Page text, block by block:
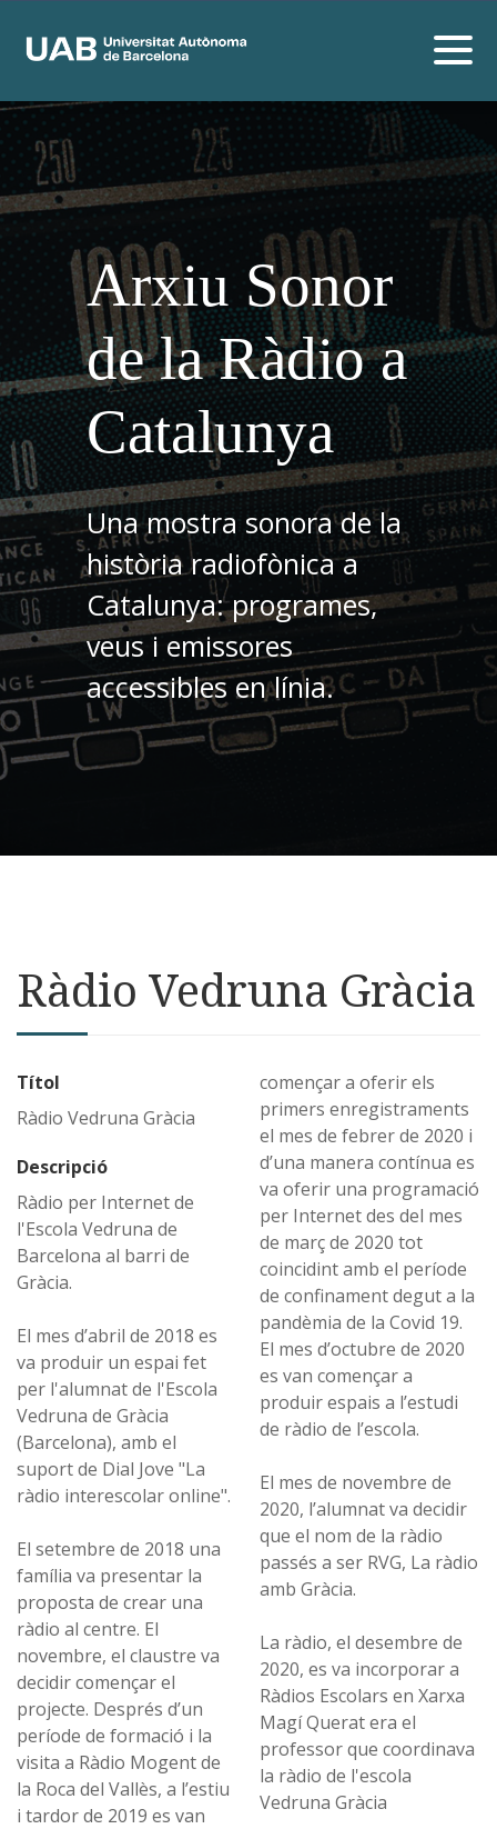
Arxiu Sonor
de la Ràdio a
Catalunya
Una mostra sonora de la
història radiofònica a
Catalunya: programes,
veus i emissores
accessibles en línia.
Ràdio Vedruna Gràcia
Títol
Ràdio Vedruna Gràcia
Descripció
Ràdio per Internet de
l'Escola Vedruna de
Barcelona al barri de
Gràcia.
El mes d’abril de 2018 es
va produir un espai fet
per l'alumnat de l'Escola
Vedruna de Gràcia
(Barcelona), amb el
suport de Dial Jove "La
ràdio interescolar online".
El setembre de 2018 una
família va presentar la
proposta de crear una
ràdio al centre. El
novembre, el claustre va
decidir començar el
projecte. Després d’un
període de formació i la
visita a Ràdio Mogent de
la Roca del Vallès, a l’estiu
i tardor de 2019 es van
començar a oferir els
primers enregistraments
el mes de febrer de 2020 i
d’una manera contínua es
va oferir una programació
per Internet des del mes
de març de 2020 tot
coincidint amb el període
de confinament degut a la
pandèmia de la Covid 19.
El mes d’octubre de 2020
es van començar a
produir espais a l’estudi
de ràdio de l’escola.
El mes de novembre de
2020, l’alumnat va decidir
que el nom de la ràdio
passés a ser RVG, La ràdio
amb Gràcia.
La ràdio, el desembre de
2020, es va incorporar a
Ràdios Escolars en Xarxa
Magí Querat era el
professor que coordinava
la ràdio de l'escola
Vedruna Gràcia